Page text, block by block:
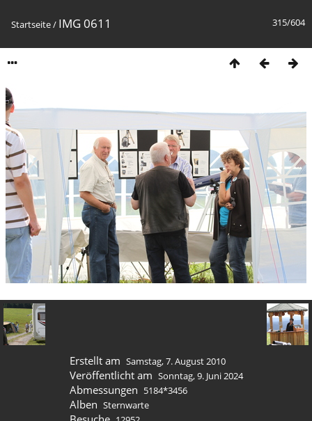
315/604
Startseite/ IMG 0611
Erstellt am Samstag, 7. August 2010
Veröffentlicht am Sonntag, 9. Juni 2024
Abmessungen 5184*3456
Alben Sternwarte